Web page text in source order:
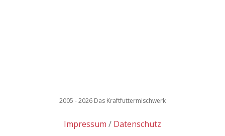
2005 - 2026 Das Kraftfuttermischwerk
Impressum Datenschutz